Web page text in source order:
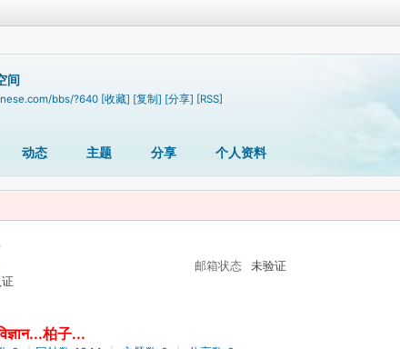
间
bbs/?640 [收藏] [复制] [分享] [RSS]
动态 主题 分享 个人资料
邮箱状态
未验证
柏子...